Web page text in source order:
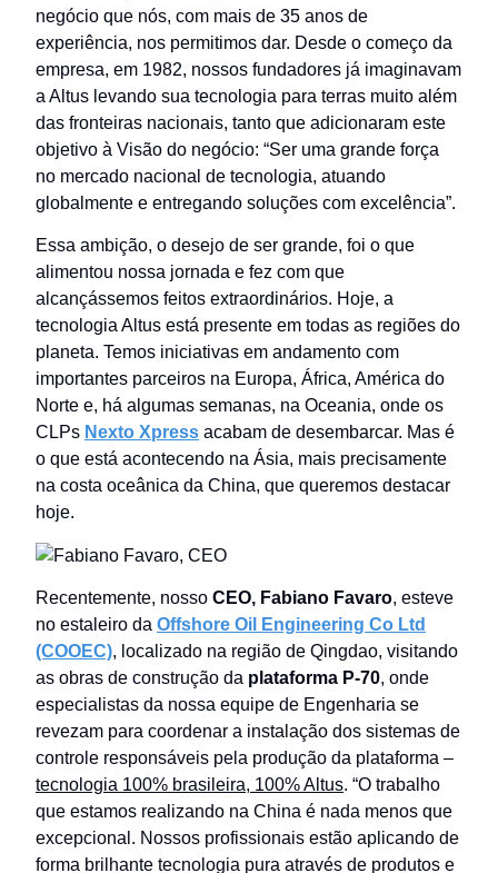
negócio que nós, com mais de 35 anos de
experiência, nos permitimos dar. Desde o começo da
empresa, em 1982, nossos fundadores já imaginavam
a Altus levando sua tecnologia para terras muito além
das fronteiras nacionais, tanto que adicionaram este
objetivo à Visão do negócio: “Ser uma grande força
no mercado nacional de tecnologia, atuando
globalmente e entregando soluções com excelência”.
Essa ambição, o desejo de ser grande, foi o que
alimentou nossa jornada e fez com que
alcançássemos feitos extraordinários. Hoje, a
tecnologia Altus está presente em todas as regiões do
planeta. Temos iniciativas em andamento com
importantes parceiros na Europa, África, América do
Norte e, há algumas semanas, na Oceania, onde os
CLPs Nexto Xpress acabam de desembarcar. Mas é
o que está acontecendo na Ásia, mais precisamente
na costa oceânica da China, que queremos destacar
hoje.
Recentemente, nosso CEO, Fabiano Favaro, esteve
no estaleiro da Offshore Oil Engineering Co Ltd
(COOEC), localizado na região de Qingdao, visitando
as obras de construção da plataforma P-70, onde
especialistas da nossa equipe de Engenharia se
revezam para coordenar a instalação dos sistemas de
controle responsáveis pela produção da plataforma –
tecnologia 100% brasileira, 100% Altus. “O trabalho
que estamos realizando na China é nada menos que
excepcional. Nossos profissionais estão aplicando de
forma brilhante tecnologia pura através de produtos e